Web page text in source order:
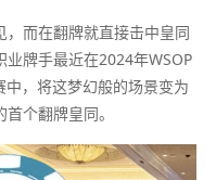
而在翻牌就直接击中皇同
牌手最近在2024年WSOP
，将这梦幻般的场景变为
个翻牌皇同。